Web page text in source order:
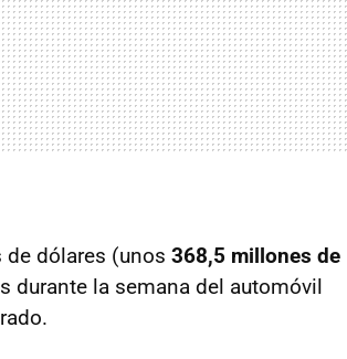
dólares (unos 368,5 millones de
durante la semana del automóvil